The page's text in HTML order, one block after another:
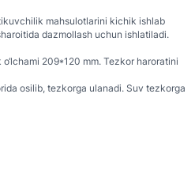
mahsulotlarini kichik ishlab
dazmollash uchun ishlatiladi.
209*120 mm. Tezkor haroratini
osilib, tezkorga ulanadi. Suv tezkorga